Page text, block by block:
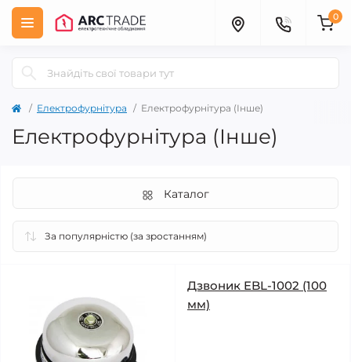
0
Електрофурнітура Електрофурнітура (Інше)
Електрофурнітура (Інше)
Каталог
Дзвоник EBL-1002 (100
мм)